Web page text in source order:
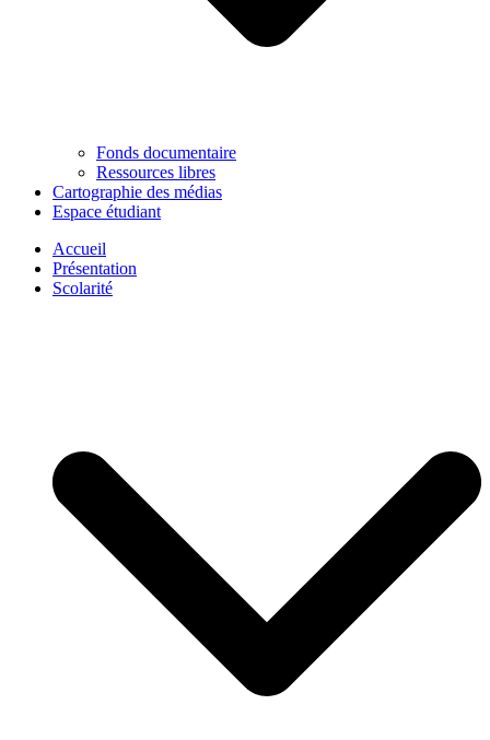
Fonds documentaire
Ressources libres
Cartographie des médias
Espace étudiant
Accueil
Présentation
Scolarité